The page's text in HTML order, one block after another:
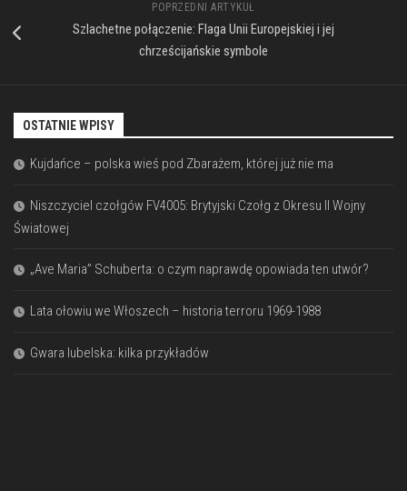
POPRZEDNI ARTYKUŁ
Szlachetne połączenie: Flaga Unii Europejskiej i jej
chrześcijańskie symbole
OSTATNIE WPISY
Kujdańce – polska wieś pod Zbarażem, której już nie ma
Niszczyciel czołgów FV4005: Brytyjski Czołg z Okresu II Wojny
Światowej
„Ave Maria” Schuberta: o czym naprawdę opowiada ten utwór?
Lata ołowiu we Włoszech – historia terroru 1969-1988
Gwara lubelska: kilka przykładów